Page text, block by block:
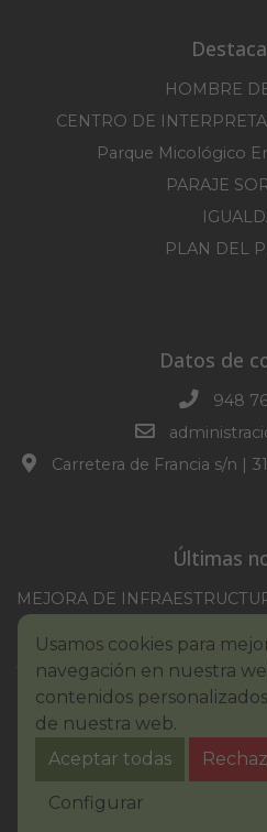
HOMBRE
CENTRO DE
Parque Micológico
PARAJE
PLAN DEL
Datos de
948
Carretera de Francia s/n |
Últimas
BASES III. CONCURSO
BANDO – CONSUMO
IMCV
Aviso legal
Usamos cookies para
navegación en nuestra
contenidos
de nuestra web.
Aceptar todas
Configurar